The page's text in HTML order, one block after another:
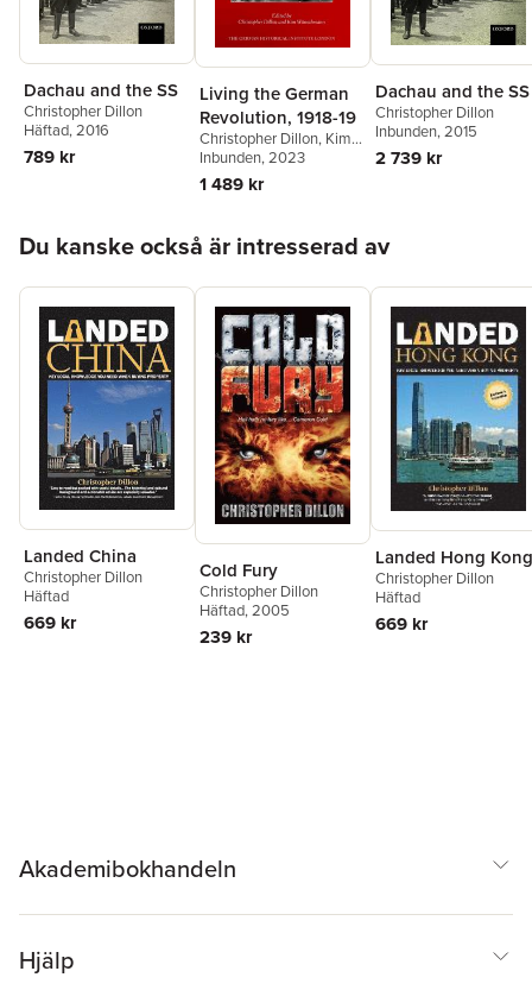
Dachau and the SS
Christopher Dillon
Häftad, 2016
789 kr
Living the German
Revolution, 1918-19
Christopher Dillon, Kim
Wünschmann
Inbunden, 2023
1 489 kr
Dachau and the SS
Christopher Dillon
Inbunden, 2015
2 739 kr
Du kanske också är intresserad av
Landed China
Christopher Dillon
Häftad
669 kr
Cold Fury
Christopher Dillon
Häftad, 2005
239 kr
Landed Hong Kong
Christopher Dillon
Häftad
669 kr
Akademibokhandeln
Hjälp